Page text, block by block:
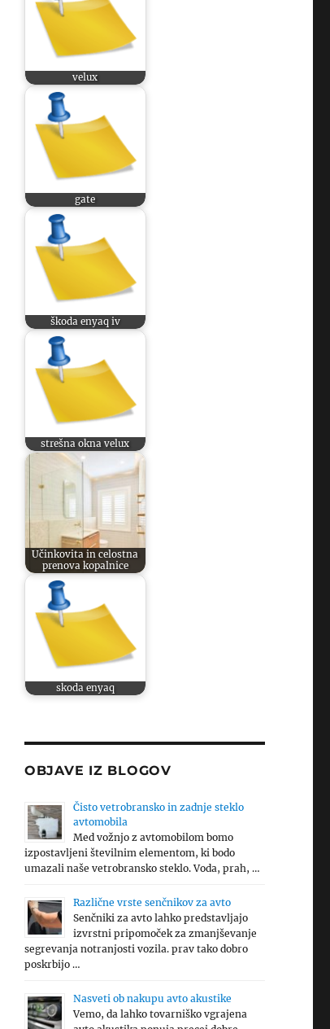
velux
gate
škoda enyaq iv
strešna okna velux
Učinkovita in celostna
prenova kopalnice
skoda enyaq
OBJAVE IZ BLOGOV
Čisto vetrobransko in zadnje steklo
avtomobila
Med vožnjo z avtomobilom bomo
izpostavljeni številnim elementom, ki bodo
umazali naše vetrobransko steklo. Voda, prah, …
Različne vrste senčnikov za avto
Senčniki za avto lahko predstavljajo
izvrstni pripomoček za zmanjševanje
segrevanja notranjosti vozila. prav tako dobro
poskrbijo …
Nasveti ob nakupu avto akustike
Vemo, da lahko tovarniško vgrajena